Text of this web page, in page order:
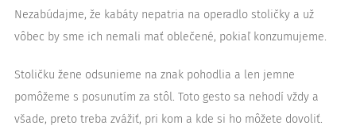
Nezabúdajme, že kabáty nepatria na operadlo stoličky a už
vôbec by sme ich nemali mať oblečené, pokiaľ konzumujeme.
Stoličku žene odsunieme na znak pohodlia a len jemne
pomôžeme s posunutím za stôl. Toto gesto sa nehodí vždy a
všade, preto treba zvážiť, pri kom a kde si ho môžete dovoliť.